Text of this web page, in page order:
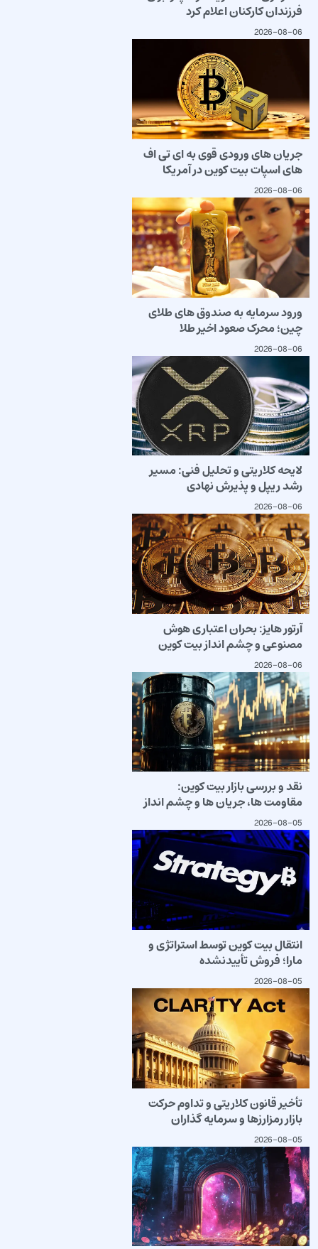
فرزندان کارکنان اعلام کرد
2026-08-06
جریان های ورودی قوی به ای تی اف
های اسپات بیت کوین در آمریکا
2026-08-06
ورود سرمایه به صندوق های طلای
چین؛ محرک صعود اخیر طلا
2026-08-06
لایحه کلاریتی و تحلیل فنی: مسیر
رشد ریپل و پذیرش نهادی
2026-08-06
آرتور هایز: بحران اعتباری هوش
مصنوعی و چشم انداز بیت کوین
2026-08-06
نقد و بررسی بازار بیت کوین:
مقاومت ها، جریان ها و چشم انداز
2026-08-05
انتقال بیت کوین توسط استراتژی و
مارا؛ فروش تأییدنشده
2026-08-05
تأخیر قانون کلاریتی و تداوم حرکت
بازار رمزارزها و سرمایه گذاران
2026-08-05